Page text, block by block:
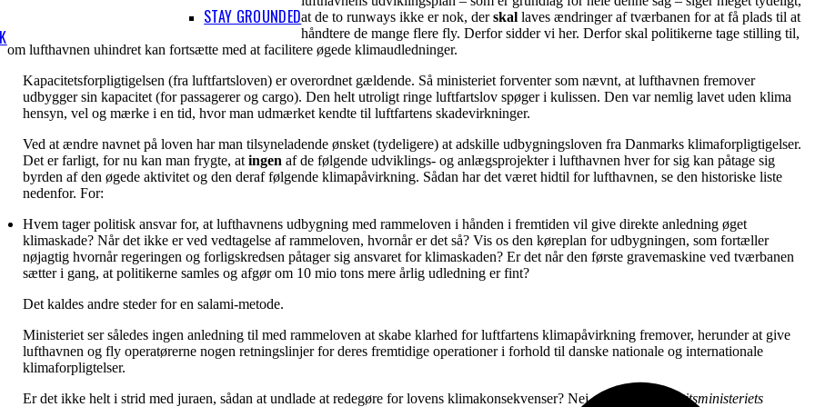
STAY GROUNDEDat de to runways ikke er nok, derskal laves ændringer af tværbanen for at få plads til at
håndtere de mange flere fly. Derfor sidder vi her. Derfor skal politikerne tage stilling til,
om lufthavnen uhindret kan fortsætte med at facilitere øgede klimaudledninger.
Kapacitetsforpligtigelsen (fra luftfartsloven) er overordnet gældende. Så ministeriet forventer som nævnt, at lufthavnen fremover
udbygger sin kapacitet (for passagerer og cargo). Den helt utroligt ringe luftfartslov spøger i kulissen. Den var nemlig lavet uden klima
hensyn, vel og mærke i en tid, hvor man udmærket kendte til luftfartens skadevirkninger.
Ved at ændre navnet på loven har man tilsyneladende ønsket (tydeligere) at adskille udbygningsloven fra Danmarks klimaforpligtigelser.
Det er farligt, for nu kan man frygte, at ingen af de følgende udviklings- og anlægsprojekter i lufthavnen hver for sig kan påtage sig
byrden af den øgede aktivitet og den deraf følgende klimapåvirkning. Sådan har det været hidtil for lufthavnen, se den historiske liste
nedenfor. For:
Hvem tager politisk ansvar for, at lufthavnens udbygning med rammeloven i hånden i fremtiden vil give direkte anledning øget
klimaskade? Når det ikke er ved vedtagelse af rammeloven, hvornår er det så? Vis os den køreplan for udbygningen, som fortæller
nøjagtig hvornår regeringen og forligskredsen påtager sig ansvaret for klimaskaden? Er det når den første gravemaskine ved tværbanen
sætter i gang, at politikerne samles og afgør om 10 mio tons mere årlig udledning er fint?
Det kaldes andre steder for en salami-metode.
Ministeriet ser således ingen anledning til med rammeloven at skabe klarhed for luftfartens klimapåvirkning fremover, herunder at give
lufthavnen og fly operatørerne nogen retningslinjer for deres fremtidige operationer i forhold til danske nationale og internationale
klimaforpligtelser.
Er det ikke helt i strid med juraen, sådan at undlade at redegøre for lovens klimakonsekvenser? Nej, siger man.
Justitsministeriets